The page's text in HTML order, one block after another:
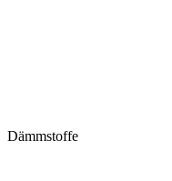
Dämmstoffe